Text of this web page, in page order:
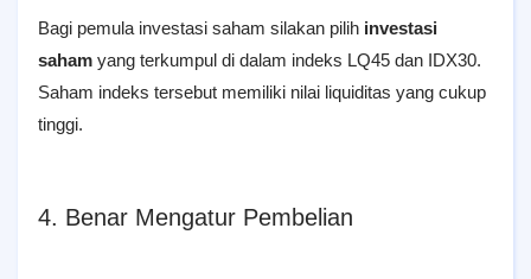
Bagi pemula investasi saham silakan pilih investasi
saham yang terkumpul di dalam indeks LQ45 dan IDX30.
Saham indeks tersebut memiliki nilai liquiditas yang cukup
tinggi.
4. Benar Mengatur Pembelian